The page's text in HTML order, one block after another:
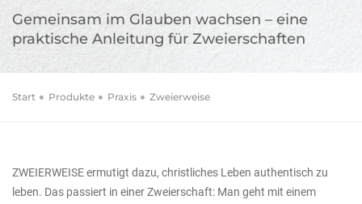
Gemeinsam im Glauben wachsen – eine
praktische Anleitung für Zweierschaften
Verena Friebolin (Autor/Autorin), Thorsten Pfister (Autor/Autorin),
Journal für gelebte Jüngerschaft
Start Produkte Praxis Zweierweise
ZWEIERWEISE ermutigt dazu, christliches Leben authentisch zu
leben. Das passiert in einer Zweierschaft: Man geht mit einem